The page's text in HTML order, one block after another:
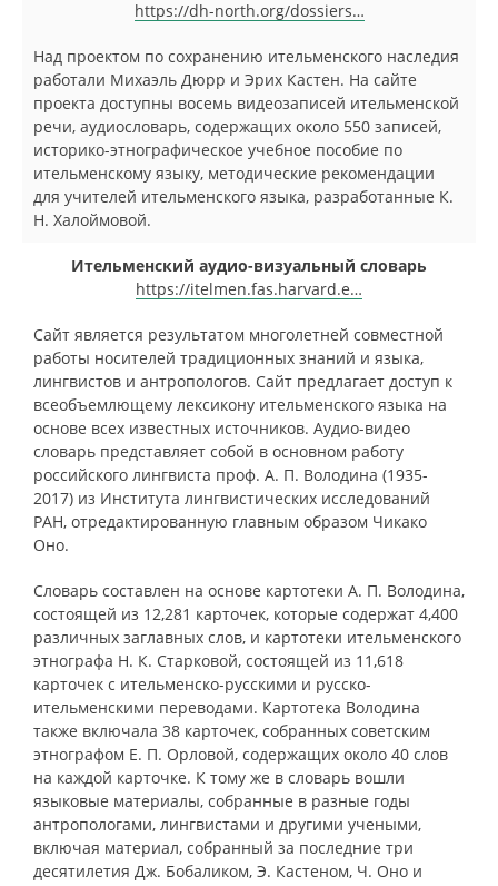
https://dh-north.org/dossiers…
Над проектом по сохранению ительменского наследия
работали Михаэль Дюрр и Эрих Кастен. На сайте
проекта доступны восемь видеозаписей ительменской
речи, аудиословарь, содержащих около 550 записей,
историко-этнографическое учебное пособие по
ительменскому языку, методические рекомендации
для учителей ительменского языка, разработанные К.
Н. Халоймовой.
Ительменский аудио-визуальный словарь
https://itelmen.fas.harvard.e…
Сайт является результатом многолетней совместной
работы носителей традиционных знаний и языка,
лингвистов и антропологов. Сайт предлагает доступ к
всеобъемлющему лексикону ительменского языка на
основе всех известных источников. Аудио-видео
словарь представляет собой в основном работу
российского лингвиста проф. А. П. Володина (1935-
2017) из Института лингвистических исследований
РАН, отредактированную главным образом Чикако
Оно.
Словарь составлен на основе картотеки А. П. Володина,
состоящей из 12,281 карточек, которые содержат 4,400
различных заглавных слов, и картотеки ительменского
этнографа Н. К. Старковой, состоящей из 11,618
карточек с ительменско-русскими и русско-
ительменскими переводами. Картотекa Володина
также включала 38 карточек, собранных советским
этнографом Е. П. Орловой, содержащих около 40 слов
на каждой карточке. К тому же в словарь вошли
языковые материалы, собранные в разные годы
антропологами, лингвистами и другими учеными,
включая материал, собранный за последние три
десятилетия Дж. Бобаликом, Э. Кастeном, Ч. Оно и